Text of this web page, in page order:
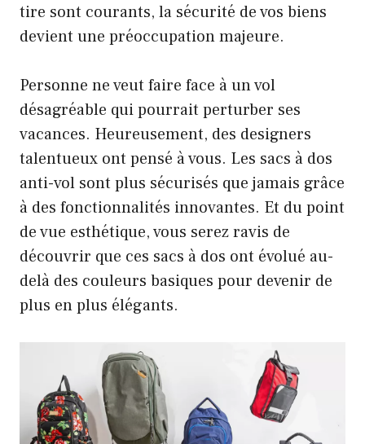
tire sont courants, la sécurité de vos biens
devient une préoccupation majeure.
Personne ne veut faire face à un vol
désagréable qui pourrait perturber ses
vacances. Heureusement, des designers
talentueux ont pensé à vous. Les sacs à dos
anti-vol sont plus sécurisés que jamais grâce
à des fonctionnalités innovantes. Et du point
de vue esthétique, vous serez ravis de
découvrir que ces sacs à dos ont évolué au-
delà des couleurs basiques pour devenir de
plus en plus élégants.